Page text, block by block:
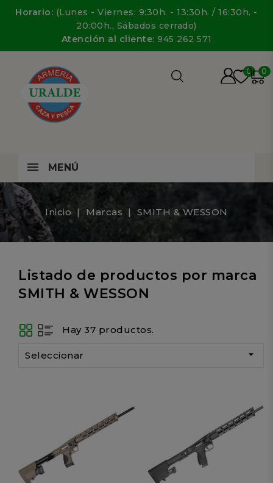
Horario: (Lunes - Viernes: 9:30h. - 13:30h. / 16:30h. -
20:00h., Sábados cerrado)
Atención al cliente: 945 262 571
0 0
MENÚ
Inicio Marcas SMITH & WESSON
Listado de productos por marca
SMITH & WESSON
Hay 37 productos.
Seleccionar 